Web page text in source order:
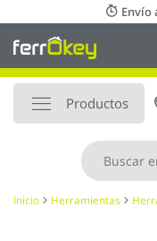
al
contenido
Envío
Productos
Inicio Herramientas